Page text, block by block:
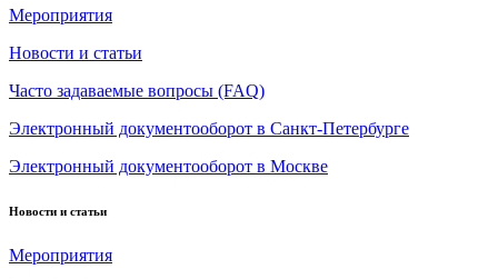
Мероприятия
Новости и статьи
Часто задаваемые вопросы (FAQ)
Электронный документооборот в Санкт-Петербурге
Электронный документооборот в Москве
Новости и статьи
Мероприятия